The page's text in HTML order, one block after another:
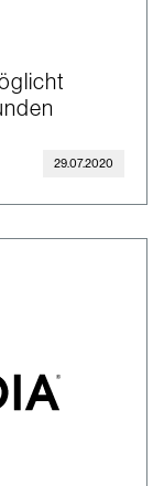
29.07.2020